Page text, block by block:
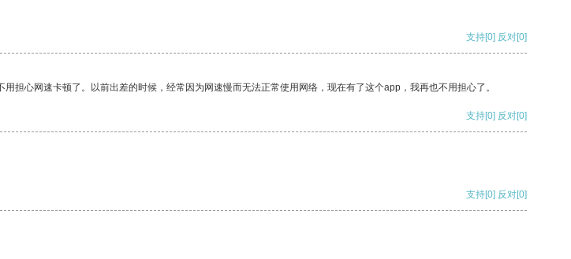
支持[0] 反对[0]
心网速卡顿了。以前出差的时候，经常因为网速慢而无法正常使用网络，现在有了这个app，我再也不用担心了。
支持[0] 反对[0]
支持[0] 反对[0]